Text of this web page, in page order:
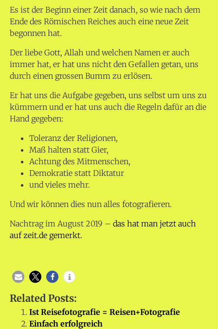
Es ist der Beginn einer Zeit danach, so wie nach dem
Ende des Römischen Reiches auch eine neue Zeit
begonnen hat.
Der liebe Gott, Allah und welchen Namen er auch
immer hat, er hat uns nicht den Gefallen getan, uns
durch einen grossen Bumm zu erlösen.
Er hat uns die Aufgabe gegeben, uns selbst um uns zu
kümmern und er hat uns auch die Regeln dafür an die
Hand gegeben:
Toleranz der Religionen,
Maß halten statt Gier,
Achtung des Mitmenschen,
Demokratie statt Diktatur
und vieles mehr.
Und wir können dies nun alles fotografieren.
Nachtrag im August 2019 – das hat man jetzt auch
auf zeit.de gemerkt.
Related Posts:
Ist Reisefotografie = Reisen+Fotografie
Einfach erfolgreich